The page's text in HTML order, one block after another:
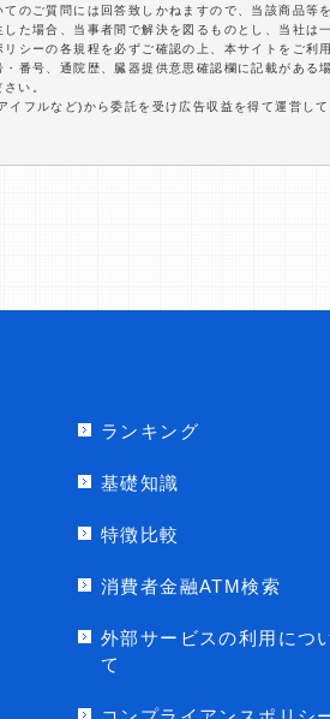
ご質問には回答致しかねますので、当該商品等
た場合、当事者間で解決を図るものとし、当社は
シーの各規程を必ずご確認の上、本サイトをご利用
号、通院歴、臓器提供意思確認欄に記載がある
い。
フルなど)から委託を受け広告収益を得て運営して
ランキング
基礎知識
特徴比較
消費者金融ATM検索
外部サービスの利用につ
て